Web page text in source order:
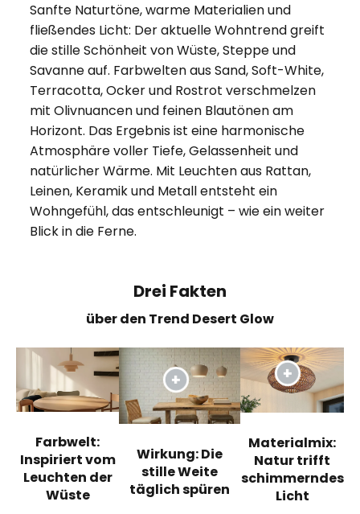
Sanfte Naturtöne, warme Materialien und
fließendes Licht: Der aktuelle Wohntrend greift
die stille Schönheit von Wüste, Steppe und
Savanne auf. Farbwelten aus Sand, Soft-White,
Terracotta, Ocker und Rostrot verschmelzen
mit Olivnuancen und feinen Blautönen am
Horizont. Das Ergebnis ist eine harmonische
Atmosphäre voller Tiefe, Gelassenheit und
natürlicher Wärme. Mit Leuchten aus Rattan,
Leinen, Keramik und Metall entsteht ein
Wohngefühl, das entschleunigt – wie ein weiter
Blick in die Ferne.
Drei Fakten
über den Trend Desert Glow
Farbwelt:
Inspiriert vom
Leuchten der
Wüste
Wirkung: Die
stille Weite
täglich spüren
Materialmix:
Natur trifft
schimmerndes
Licht